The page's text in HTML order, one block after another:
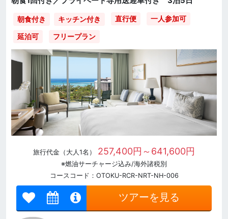
朝食付き キッチン付き 直行便 一人参加可
延泊可 フリープラン
旅行代金（大人1名） 257,400円～641,600円
※燃油サーチャージ込み/海外諸税別
コースコード：OTOKU-RCR-NRT-NH-006
ツアーを見る